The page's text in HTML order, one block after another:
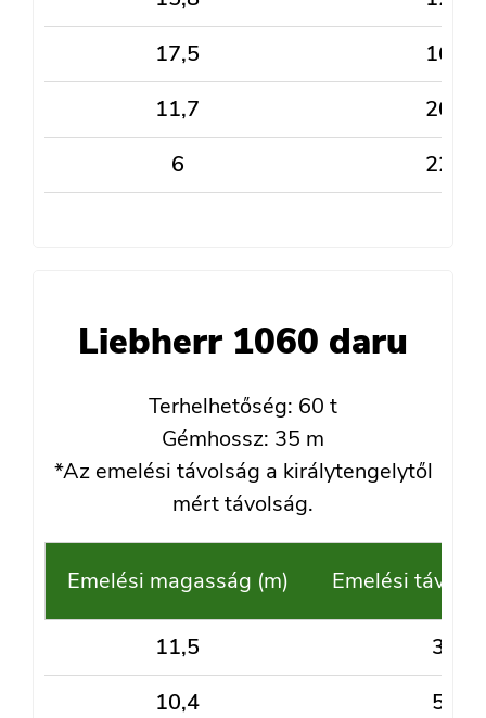
17,5
16
11,7
20
6
22
Liebherr 1060 daru
Terhelhetőség: 60 t
Gémhossz: 35 m
*Az emelési távolság a királytengelytől
mért távolság.
Emelési magasság (m) Emelési
11,5
3
10,4
5